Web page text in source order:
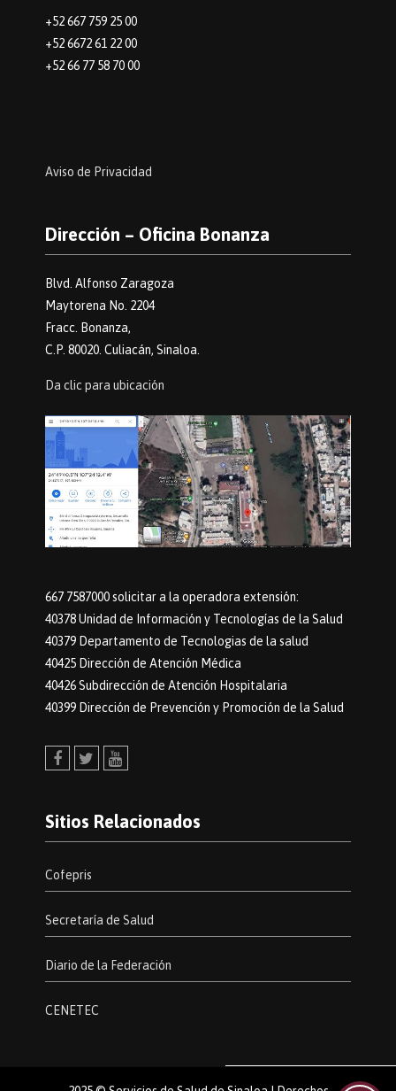
+52 667 759 25 00
+52 6672 61 22 00
+52 66 77 58 70 00
Aviso de Privacidad
Dirección – Oficina Bonanza
Blvd. Alfonso Zaragoza
Maytorena No. 2204
Fracc. Bonanza,
C.P. 80020. Culiacán, Sinaloa.
Da clic para ubicación
667 7587000 solicitar a la operadora extensión:
40378 Unidad de Información y Tecnologías de la Salud
40379 Departamento de Tecnologias de la salud
40425 Dirección de Atención Médica
40426 Subdirección de Atención Hospitalaria
40399 Dirección de Prevención y Promoción de la Salud
Sitios Relacionados
Cofepris
Secretaría de Salud
Diario de la Federación
CENETEC